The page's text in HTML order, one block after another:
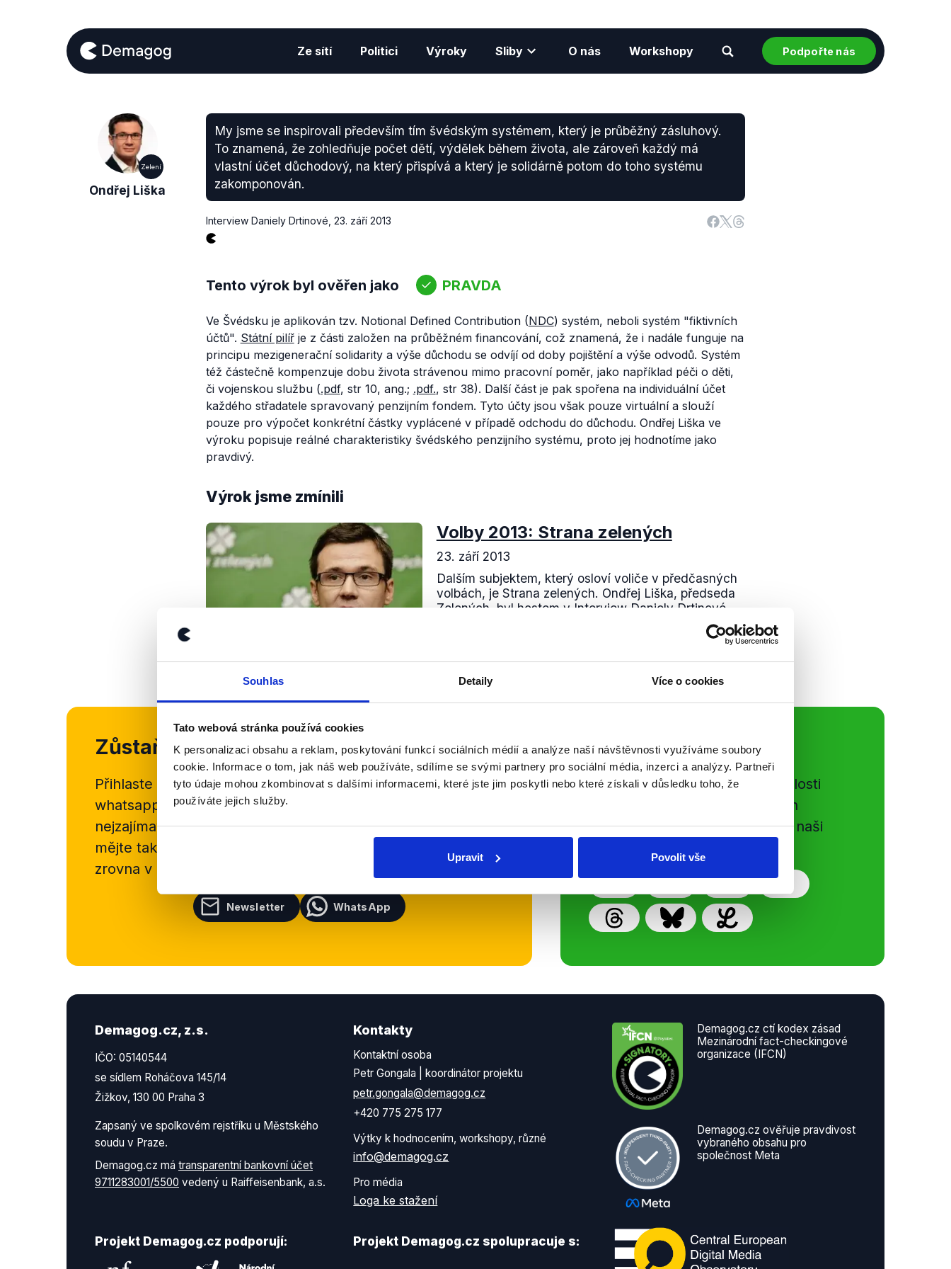
Souhlas Detaily Více o cookies
Tato webová stránka používá cookies
K personalizaci obsahu a reklam, poskytování funkcí sociálních médií a analýze naší návštěvnosti využíváme soubory
cookie. Informace o tom, jak náš web používáte, sdílíme se svými partnery pro sociální média, inzerci a analýzy. Partneři
tyto údaje mohou zkombinovat s dalšími informacemi, které jste jim poskytli nebo které získali v důsledku toho, že
používáte jejich služby.
Upravit Povolit vše
Ze sítí Politici Výroky Sliby O nás Workshopy Podpořte nás
Zelení
Ondřej Liška
My jsme se inspirovali především tím švédským systémem, který je průběžný zásluhový.
To znamená, že zohledňuje počet dětí, výdělek během života, ale zároveň každý má
vlastní účet důchodový, na který přispívá a který je solidárně potom do toho systému
zakomponován.
Interview Daniely Drtinové 23. září 2013
Tento výrok byl ověřen jako PRAVDA
Ve Švédsku je aplikován tzv. Notional Defined Contribution(NDC) systém, neboli systém "fiktivních
účtů". Státní pilířje z části založen na průběžném financování, což znamená, že i nadále funguje na
principu mezigenerační solidarity a výše důchodu se odvíjí od doby pojištění a výše odvodů. Systém
též částečně kompenzuje dobu života strávenou mimo pracovní poměr, jako například péči o děti,
či vojenskou službu (.pdf, str 10, ang.; .pdf., str 38). Další část je pak spořena na individuální účet
každého střadatele spravovaný penzijním fondem. Tyto účty jsou však pouze virtuální a slouží
pouze pro výpočet konkrétní částky vyplácené v případě odchodu do důchodu. Ondřej Liška ve
výroku popisuje reálné charakteristiky švédského penzijního systému, proto jej hodnotíme jako
pravdivý.
Výrok jsme zmínili
OVĚŘENO
Volby 2013: Strana zelených
23. září 2013
Dalším subjektem, který osloví voliče v předčasných
volbách, je Strana zelených. Ondřej Liška, předseda
Zelených, byl hostem v Interview Daniely Drtinové,
Zůstaňme v kontaktu
Přihlaste se k odběru našehonewsletteru nebo
whatsappového kanálu, kde pravidelně přinášíme shrnutí
nejzajímavějších článků a analýz. Začněte nás odebírat, a
mějte tak přehled o tom, jaké dezinformace a nepravdy se
zrovna v Česku šíří.
Newsletter WhatsApp
Sociální sítě
Nenechte si ujít nejnovější události
z Demagog.cz. Sdílením našich
příspěvků přátelům podpoříte naši
Demagog.cz, z.s.
IČO: 05140544
se sídlem Roháčova 145/14
Žižkov, 130 00 Praha 3
Zapsaný ve spolkovém rejstříku u Městského
soudu v Praze.
Demagog.cz má transparentní bankovní účet
9711283001/5500 vedený u Raiffeisenbank, a.s.
Kontakty
Kontaktní osoba
Petr Gongala | koordinátor projektu
petr.gongala@demagog.cz
+420 775 275 177
Výtky k hodnocením, workshopy, různé
info@demagog.cz
Pro média
Loga ke stažení
Projekt Demagog.cz podporují: Projekt Demagog.cz spolupracuje s:
Demagog.cz ctí kodex zásad
Mezinárodní fact-checkingové
organizace (IFCN)
Demagog.cz ověřuje pravdivost
vybraného obsahu pro
společnost Meta